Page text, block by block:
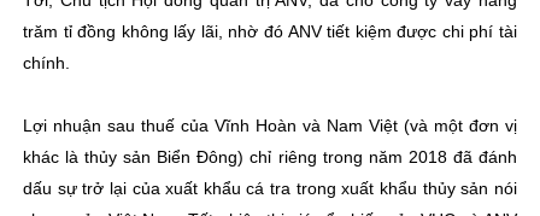
trăm tỉ đồng không lấy lãi, nhờ đó ANV tiết kiệm được chi phí tài
chính.
Lợi nhuận sau thuế của Vĩnh Hoàn và Nam Việt (và một đơn vị
khác là thủy sản Biển Đông) chỉ riêng trong năm 2018 đã đánh
dấu sự trở lại của xuất khẩu cá tra trong xuất khẩu thủy sản nói